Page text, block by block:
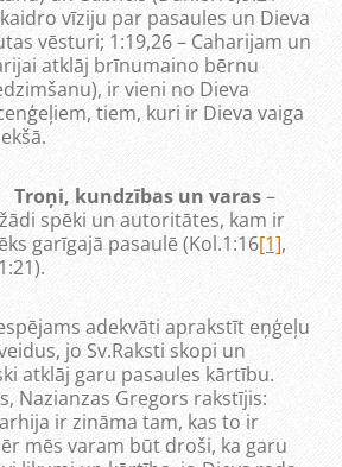
vīziju par pasaules un Dieva
vēsturi; 1:19,26 – Caharijam un
atklāj brīnumaino bērnu
ir vieni no Dieva
tiem, kuri ir Dieva vaiga
Troņi, kundzības un varas–
spēki un autoritātes, kam ir
garīgajā pasaulē (Kol.1:16[1],
adekvāti aprakstīt eņģeļu
jo Sv.Raksti skopi un
atklāj garu pasaules kārtību.
Nazianzas Gregors rakstījis:
ir zināma tam, kas to ir
mēs varam būt droši, ka garu